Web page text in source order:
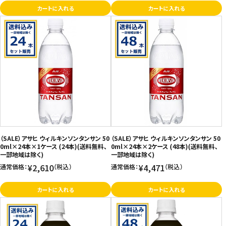
カートに入れる カートに入れる
（SALE）アサヒ ウィルキンソンタンサン 50
0ml×24本×1ケース (24本)(送料無料、
一部地域は除く)
通常価格：¥2,610（税込）
カートに入れる
（SALE）アサヒ ウィルキンソンタンサン 50
0ml×24本×2ケース (48本)(送料無料、
一部地域は除く)
通常価格：¥4,471（税込）
カートに入れる